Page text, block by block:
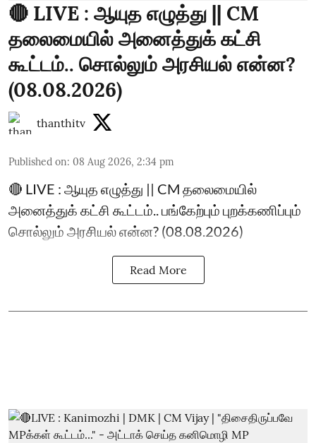
🔴 LIVE : ஆயுத எழுத்து || CM
தலைமையில் அனைத்துக் கட்சி
கூட்டம்.. சொல்லும் அரசியல் என்ன?
(08.08.2026)
thanthitv
Published on: 08 Aug 2026, 2:34 pm
🔴 LIVE : ஆயுத எழுத்து || CM தலைமையில்
அனைத்துக் கட்சி கூட்டம்.. பங்கேற்பும் புறக்கணிப்பும்
சொல்லும் அரசியல் என்ன? (08.08.2026)
Read More